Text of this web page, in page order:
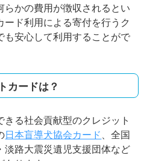
らかの費用が徴収されるとい
ード利用による寄付を行うク
も安心して利用することがで
カードは？
る社会貢献型のクレジット
日本盲導犬協会カード
、全国
淡路大震災遺児支援団体など